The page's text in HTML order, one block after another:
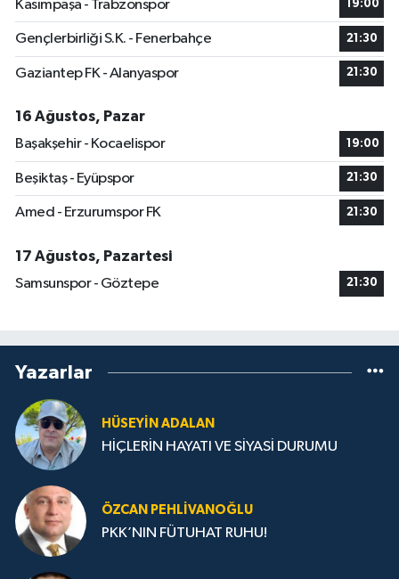
Kasımpaşa - Trabzonspor 19:00
Gençlerbirliği S.K. - Fenerbahçe 21:30
Gaziantep FK - Alanyaspor 21:30
16 Ağustos, Pazar
Başakşehir - Kocaelispor
19:00
Beşiktaş - Eyüpspor 21:30
Amed - Erzurumspor FK 21:30
17 Ağustos, Pazartesi
Samsunspor - Göztepe
21:30
Yazarlar
HÜSEYIN ADALAN
HİÇLERİN HAYATI VE SİYASİ DURUMU
ÖZCAN PEHLIVANOĞLU
PKK’NIN FÜTUHAT RUHU!